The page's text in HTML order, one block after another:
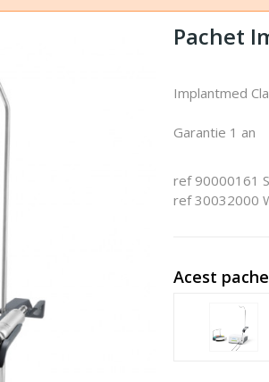
Pachet
Implantmed
Garantie 1 an
ref 90000161
ref 30032000
Acest